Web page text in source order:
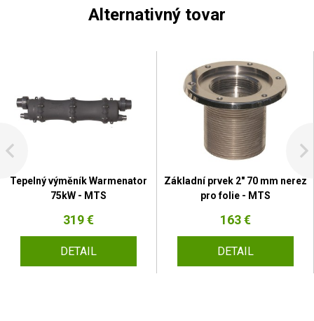
Alternativný tovar
Tepelný výměník Warmenator
75kW - MTS
319 €
DETAIL
Základní prvek 2" 70 mm nerez
pro folie - MTS
163 €
DETAIL